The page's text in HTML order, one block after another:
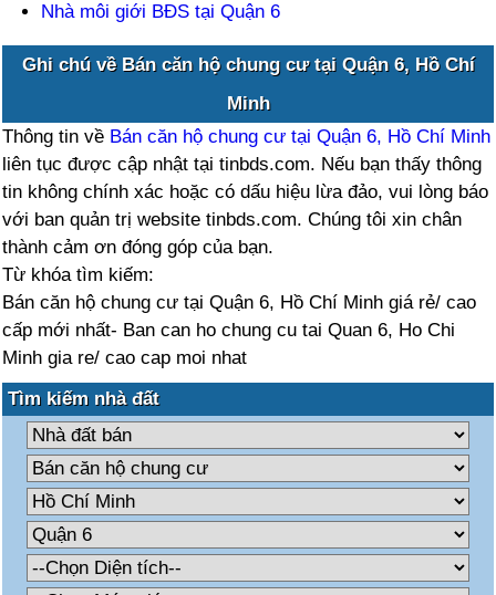
Nhà môi giới BĐS tại Quận 6
Ghi chú về Bán căn hộ chung cư tại Quận 6, Hồ Chí
Minh
Thông tin về Bán căn hộ chung cư tại Quận 6, Hồ Chí Minh
liên tục được cập nhật tại tinbds.com. Nếu bạn thấy thông
tin không chính xác hoặc có dấu hiệu lừa đảo, vui lòng báo
với ban quản trị website tinbds.com. Chúng tôi xin chân
thành cảm ơn đóng góp của bạn.
Từ khóa tìm kiếm:
Bán căn hộ chung cư tại Quận 6, Hồ Chí Minh giá rẻ/ cao
cấp mới nhất- Ban can ho chung cu tai Quan 6, Ho Chi
Minh gia re/ cao cap moi nhat
Tìm kiếm nhà đất